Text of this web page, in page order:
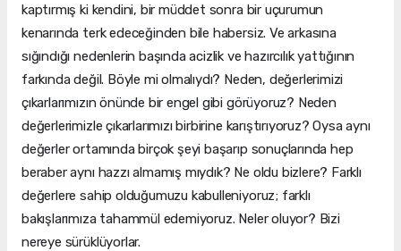
kaptırmış ki kendini, bir müddet sonra bir uçurumun
kenarında terk edeceğinden bile habersiz. Ve arkasına
sığındığı nedenlerin başında acizlik ve hazırcılık yattığının
farkında değil. Böyle mi olmalıydı? Neden, değerlerimizi
çıkarlarımızın önünde bir engel gibi görüyoruz? Neden
değerlerimizle çıkarlarımızı birbirine karıştırıyoruz? Oysa aynı
değerler ortamında birçok şeyi başarıp sonuçlarında hep
beraber aynı hazzı almamış mıydık? Ne oldu bizlere? Farklı
değerlere sahip olduğumuzu kabulleniyoruz; farklı
bakışlarımıza tahammül edemiyoruz. Neler oluyor? Bizi
nereye sürüklüyorlar.